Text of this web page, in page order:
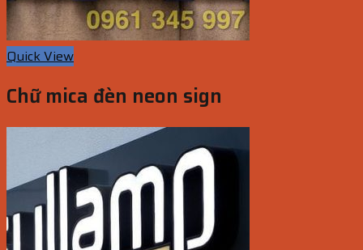
Quick View
Chữ mica đèn neon sign